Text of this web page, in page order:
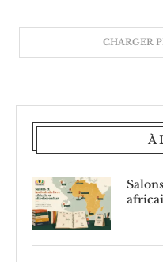
CHARGER
À